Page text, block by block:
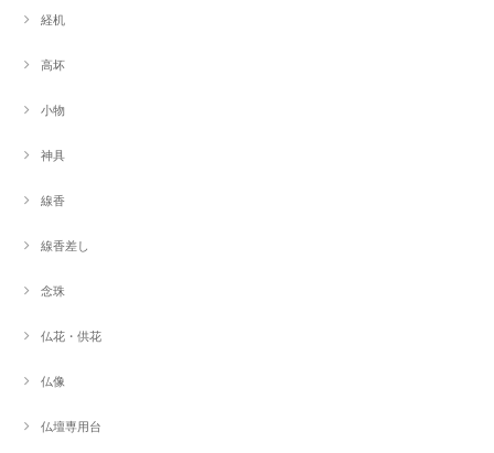
経机
高坏
小物
神具
線香
線香差し
念珠
仏花・供花
仏像
仏壇専用台